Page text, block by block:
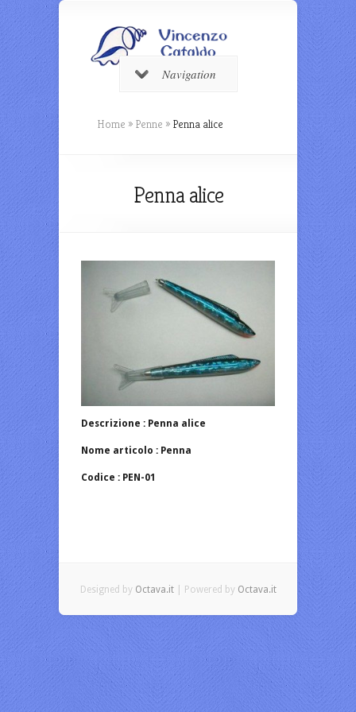
Navigation
Home » Penne » Penna alice
Penna alice
Descrizione : Penna alice
Nome articolo : Penna
Codice : PEN-01
Designed by Octava.it| Powered by Octava.it